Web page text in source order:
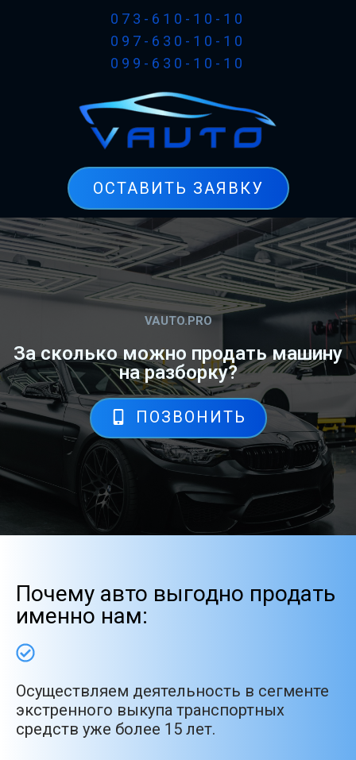
073-610-10-10
097-630-10-10
099-630-10-10
ОСТАВИТЬ ЗАЯВКУ
VAUTO.PRO
За сколько можно продать машину
на разборку?
ПОЗВОНИТЬ
Почему авто выгодно продать
именно нам:
Осуществляем деятельность в сегменте
экстренного выкупа транспортных
средств уже более 15 лет.